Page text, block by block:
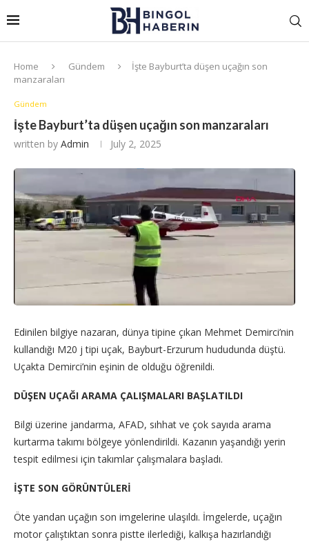
Home Gündem
İşte Bayburt’ta düşen uçağın son
manzaraları
Gündem
İşte Bayburt’ta düşen uçağın son manzaraları
written by Admin July 2, 2025
Edinilen bilgiye nazaran, dünya tipine çıkan Mehmet Demirci’nin
kullandığı M20 j tipi uçak, Bayburt-Erzurum hududunda düştü.
Uçakta Demirci’nin eşinin de olduğu öğrenildi.
DÜŞEN UÇAĞI ARAMA ÇALIŞMALARI BAŞLATILDI
Bilgi üzerine jandarma, AFAD, sıhhat ve çok sayıda arama
kurtarma takımı bölgeye yönlendirildi. Kazanın yaşandığı yerin
tespit edilmesi için takımlar çalışmalara başladı.
İŞTE SON GÖRÜNTÜLERİ
Öte yandan uçağın son imgelerine ulaşıldı. İmgelerde, uçağın
motor çalıştıktan sonra pistte ilerlediği, kalkışa hazırlandığı